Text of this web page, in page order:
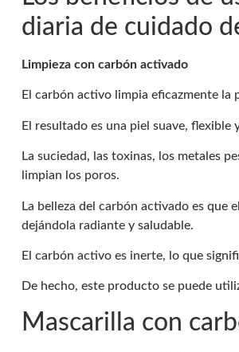
diaria de cuidado
Limpieza con carbón activado
El carbón activo limpia eficazmente la
El resultado es una piel suave, flexible
La suciedad, las toxinas, los metales
limpian los poros.
La belleza del carbón activado es que
dejándola radiante y saludable.
El carbón activo es inerte, lo que
De hecho, este producto se puede
Mascarilla con